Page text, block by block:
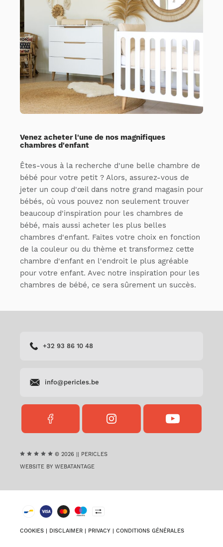
Venez acheter l'une de nos magnifiques
chambres d'enfant
Êtes-vous à la recherche d'une belle chambre de
bébé pour votre petit ? Alors, assurez-vous de
jeter un coup d'œil dans notre grand magasin pour
bébés, où vous pouvez non seulement trouver
beaucoup d'inspiration pour les chambres de
bébé, mais aussi acheter les plus belles
chambres d'enfant. Faites votre choix en fonction
de la couleur ou du thème et transformez cette
chambre d'enfant en l'endroit le plus agréable
pour votre enfant. Avec notre inspiration pour les
chambres de bébé, ce sera sûrement un succès.
+32 93 86 10 48
info@pericles.be
FACEBOOK
PERICLES
INSTAGRAM
PERICLES
YOUTUBE
PERICLES
© 2026 || PERICLES
WEBSITE BY WEBATANTAGE
COOKIES DISCLAIMER PRIVACY CONDITIONS GÉNÉRALES